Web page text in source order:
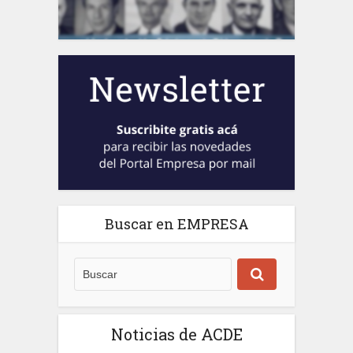
Buscar en EMPRESA
Noticias de ACDE